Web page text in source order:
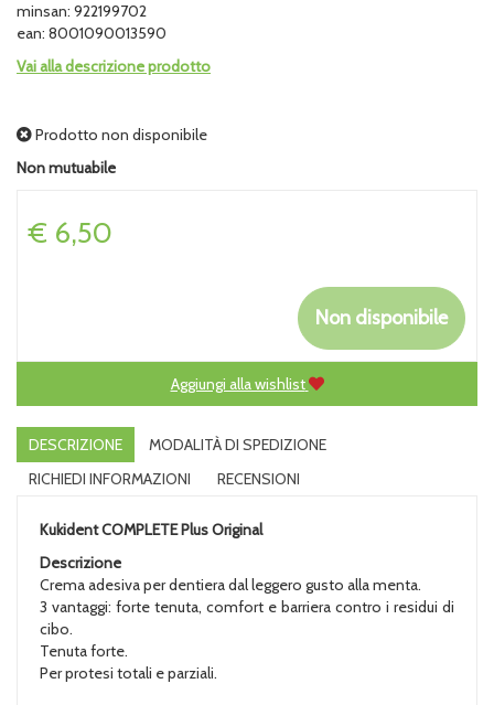
minsan: 922199702
ean: 8001090013590
Vai alla descrizione prodotto
Prodotto non disponibile
Non mutuabile
Prezzo
€ 6,50
Non disponibile
Aggiungi alla wishlist
DESCRIZIONE
MODALITÀ DI SPEDIZIONE
RICHIEDI INFORMAZIONI
RECENSIONI
Kukident COMPLETE Plus Original
Descrizione
Crema adesiva per dentiera dal leggero gusto alla menta.
3 vantaggi: forte tenuta, comfort e barriera contro i residui di
cibo.
Tenuta forte.
Per protesi totali e parziali.